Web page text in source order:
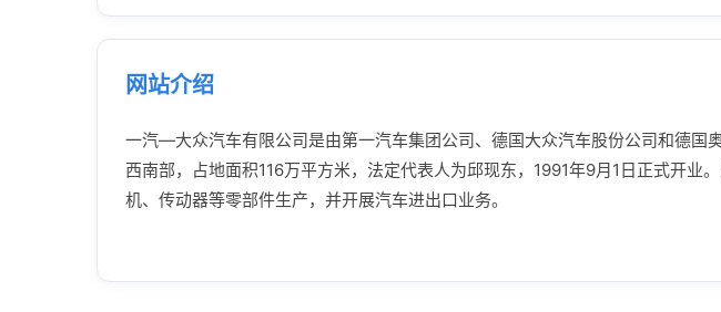
网站介绍
一汽—大众汽车有限公司是由第一汽车集团公司、德国大众汽车股份公司和德
西南部，占地面积116万平方米，法定代表人为邱现东，1991年9月1日正式开
机、传动器等零部件生产，并开展汽车进出口业务。